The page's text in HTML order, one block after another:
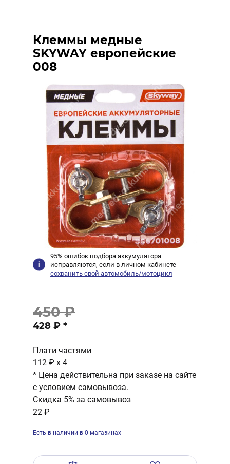
Клеммы медные
SKYWAY европейские
008
95% ошибок подбора аккумулятора
исправляются, если в личном кабинете
сохранить свой автомобиль/мотоцикл
450 ₽
428 ₽ *
Плати частями
112 ₽ x 4
* Цена действительна при заказе на сайте
с условием самовывоза.
Скидка 5% за самовывоз
22 ₽
Есть в наличии в 0 магазинах